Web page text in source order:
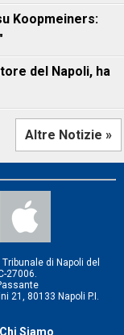
Koopmeiners:
del Napoli, ha
Altre Notizie »
di Napoli del
27006.
21, 80133 Napoli P.I.
Chi Siamo